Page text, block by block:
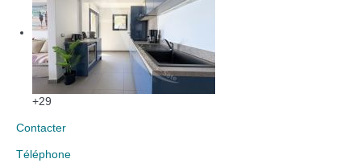
+29
Contacter
Téléphone